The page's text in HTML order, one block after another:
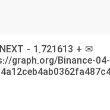
BTC.NEXT -
graph.org/Binance-